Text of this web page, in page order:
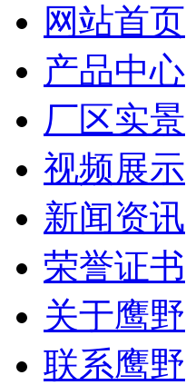
网站首页
产品中心
厂区实景
视频展示
新闻资讯
荣誉证书
关于鹰野
联系鹰野